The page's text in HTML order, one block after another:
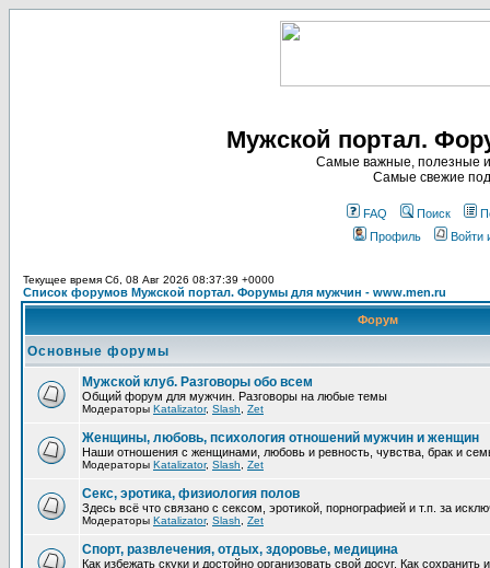
Мужской портал.
Самые важные, полезные и
Самые свежие
FAQ Поиск
Профиль
Войти
Текущее время Сб, 08 Авг 2026 08:37:39 +0000
Список форумов Мужской портал. Форумы для мужчин - www.men.ru
Форум
Основные форумы
Мужской клуб. Разговоры обо всем
Общий форум для мужчин. Разговоры на любые темы
Модераторы Katalizator, Slash Zet
Женщины, любовь, психология отношений мужчин и женщин
Наши отношения с женщинами, любовь и ревность, чувства, брак и
Модераторы Katalizator, Slash Zet
Секс, эротика, физиология полов
Здесь всё что связано с сексом, эротикой, порнографией и т.п. за
Модераторы Katalizator, Slash Zet
Спорт, развлечения, отдых, здоровье, медицина
Как избежать скуки и достойно организовать свой досуг. Как сохранить